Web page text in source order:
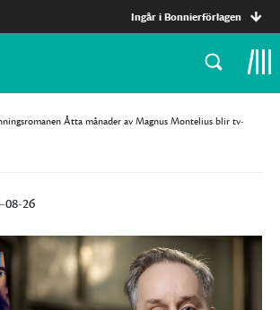
Ingår i Bonnierförlagen
Åtta månader av Magnus Montelius blir tv-
08-26